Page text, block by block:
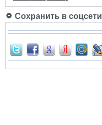
Сохранить в соцсети